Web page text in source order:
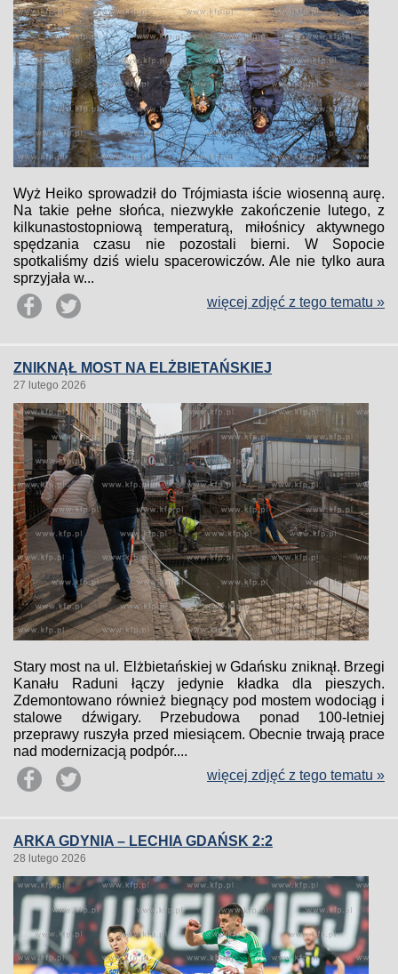
Wyż Heiko sprowadził do Trójmiasta iście wiosenną aurę.
Na takie pełne słońca, niezwykłe zakończenie lutego, z
kilkunastostopniową temperaturą, miłośnicy aktywnego
spędzania czasu nie pozostali bierni. W Sopocie
spotkaliśmy dziś wielu spacerowiczów. Ale nie tylko aura
sprzyjała w...
więcej zdjęć z tego tematu »
ZNIKNĄŁ MOST NA ELŻBIETAŃSKIEJ
27 lutego 2026
Stary most na ul. Elżbietańskiej w Gdańsku zniknął. Brzegi
Kanału Raduni łączy jedynie kładka dla pieszych.
Zdemontowano również biegnący pod mostem wodociąg i
stalowe dźwigary. Przebudowa ponad 100-letniej
przeprawy ruszyła przed miesiącem. Obecnie trwają prace
nad modernizacją podpór....
więcej zdjęć z tego tematu »
ARKA GDYNIA – LECHIA GDAŃSK 2:2
28 lutego 2026